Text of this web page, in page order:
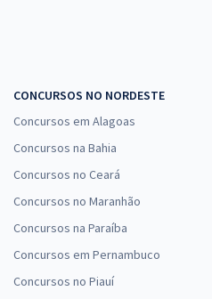
CONCURSOS NO NORDESTE
Concursos em Alagoas
Concursos na Bahia
Concursos no Ceará
Concursos no Maranhão
Concursos na Paraíba
Concursos em Pernambuco
Concursos no Piauí